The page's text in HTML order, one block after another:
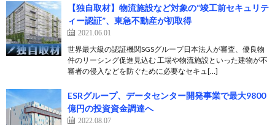
【独自取材】物流施設など対象の“竣工前セキュリテ
ィー認証”、東急不動産が初取得
2021.06.01
世界最大級の認証機関SGSグループ日本法人が審査、優良物
件のリーシング促進見込む 工場や物流施設といった建物が不
審者の侵入などを防ぐために必要なセキュ[…]
ESRグループ、データセンター開発事業で最大9800
億円の投資資金調達へ
2022.08.07